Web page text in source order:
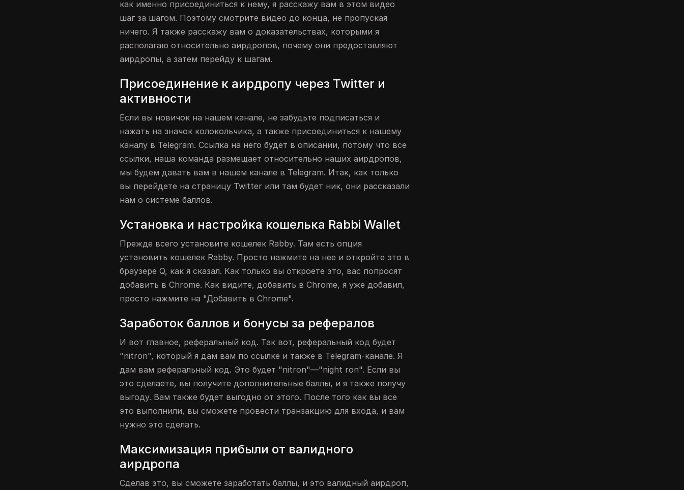
как именно присоединиться к нему, я расскажу вам в этом видео
шаг за шагом. Поэтому смотрите видео до конца, не пропуская
ничего. Я также расскажу вам о доказательствах, которыми я
располагаю относительно аирдропов, почему они предоставляют
аирдропы, а затем перейду к шагам.
Присоединение к аирдропу через Twitter и
активности
Если вы новичок на нашем канале, не забудьте подписаться и
нажать на значок колокольчика, а также присоединиться к нашему
каналу в Telegram. Ссылка на него будет в описании, потому что все
ссылки, наша команда размещает относительно наших аирдропов,
мы будем давать вам в нашем канале в Telegram. Итак, как только
вы перейдете на страницу Twitter или там будет ник, они рассказали
нам о системе баллов.
Установка и настройка кошелька Rabbi Wallet
Прежде всего установите кошелек Rabby. Там есть опция
установить кошелек Rabby. Просто нажмите на нее и откройте это в
браузере Q, как я сказал. Как только вы откроете это, вас попросят
добавить в Chrome. Как видите, добавить в Chrome, я уже добавил,
просто нажмите на "Добавить в Chrome".
Заработок баллов и бонусы за рефералов
И вот главное, реферальный код. Так вот, реферальный код будет
"nitron", который я дам вам по ссылке и также в Telegram-канале. Я
дам вам реферальный код. Это будет "nitron"—"night ron". Если вы
это сделаете, вы получите дополнительные баллы, и я также получу
выгоду. Вам также будет выгодно от этого. После того как вы все
это выполнили, вы сможете провести транзакцию для входа, и вам
нужно это сделать.
Максимизация прибыли от валидного
аирдропа
Сделав это, вы сможете заработать баллы, и это валидный аирдроп,